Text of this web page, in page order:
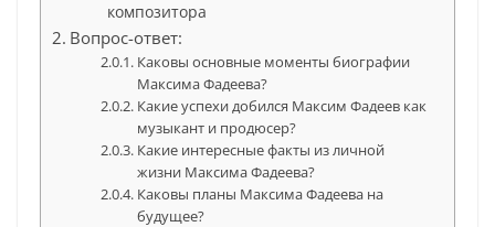
композитора
Вопрос-ответ:
Каковы основные моменты биографии
Максима Фадеева?
Какие успехи добился Максим Фадеев как
музыкант и продюсер?
Какие интересные факты из личной
жизни Максима Фадеева?
Каковы планы Максима Фадеева на
будущее?